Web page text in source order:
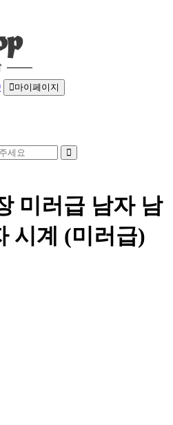
마이페이지
미러급 남자 남
시계 (미러급)